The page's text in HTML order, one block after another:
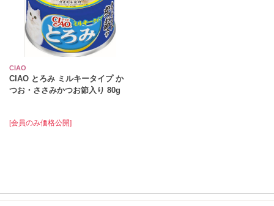
CIAO
CIAO とろみ ミルキータイプ か
つお・ささみかつお節入り 80g
[会員のみ価格公開]